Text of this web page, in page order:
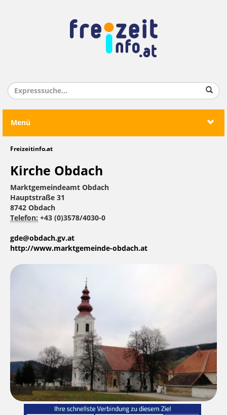
Menü
Freizeitinfo.at
Kirche Obdach
Marktgemeindeamt Obdach
Hauptstraße 31
8742 Obdach
Telefon: +43 (0)3578/4030-0
gde@obdach.gv.at
http://www.marktgemeinde-obdach.at